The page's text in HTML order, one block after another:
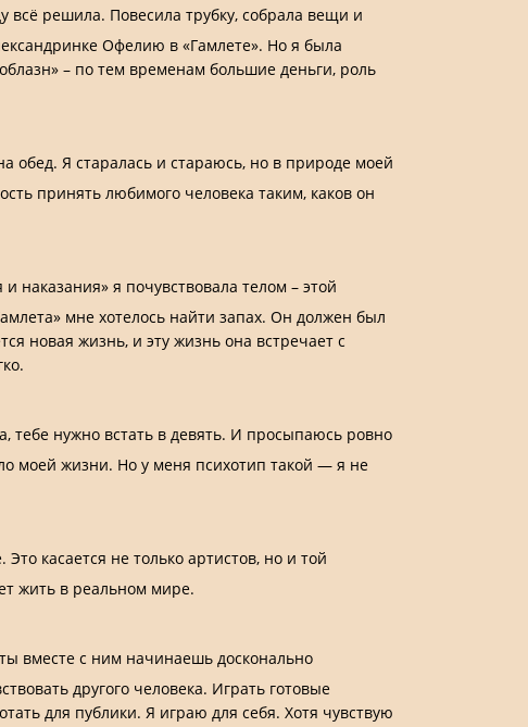
всё решила. Повесила трубку, собрала вещи и
Офелию в «Гамлете». Но я была
– по тем временам большие деньги, роль
Я старалась и стараюсь, но в природе моей
принять любимого человека таким, каков он
наказания» я почувствовала телом – этой
мне хотелось найти запах. Он должен был
новая жизнь, и эту жизнь она встречает с
тебе нужно встать в девять. И просыпаюсь ровно
моей жизни. Но у меня психотип такой — я не
касается не только артистов, но и той
жить в реальном мире.
вместе с ним начинаешь досконально
другого человека. Играть готовые
для публики. Я играю для себя. Хотя чувствую